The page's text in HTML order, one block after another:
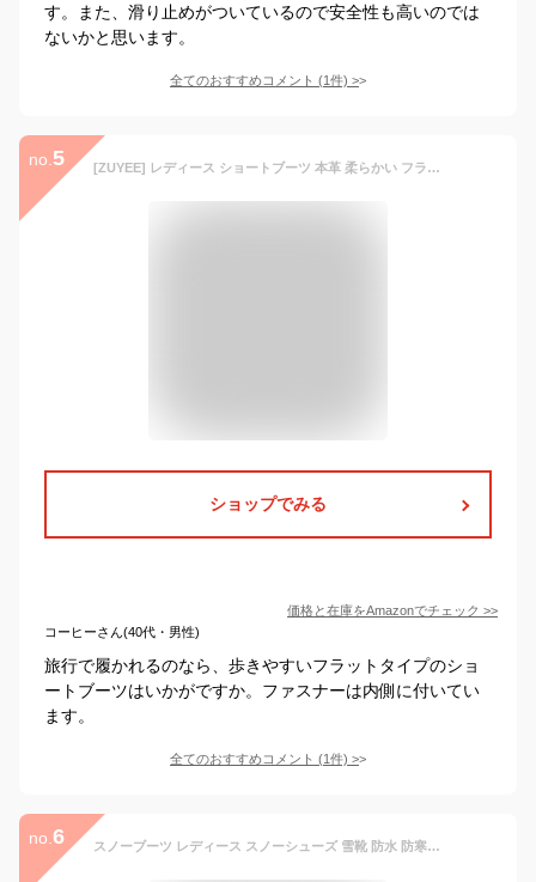
す。また、滑り止めがついているので安全性も高いのでは
ないかと思います。
全てのおすすめコメント (1件) >
no. 5 [ZUYEE] レディース ショートブーツ 本革 柔らかい フラット サイドジップ カジュアル 歩きやすい ブラック 23.5cm
ショップでみる
価格と在庫をAmazonでチェック >>
コーヒーさん(40代・男性)
旅行で履かれるのなら、歩きやすいフラットタイプのショ
ートブーツはいかがですか。ファスナーは内側に付いてい
ます。
全てのおすすめコメント (1件) >
no. 6 スノーブーツ レディース スノーシューズ 雪靴 防水 防寒 防滑 ウィンターブーツ 暖かい アウトドアシューズ 冬用 ショートブーツ 雪用ブーツ ハイカット シューズ 冬靴 防寒 保温 防滑 暖かく保つ アウトドア